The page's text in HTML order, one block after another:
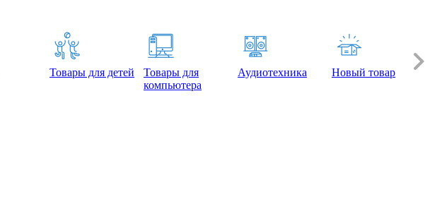
Товары для детей
Товары для
компьютера
Аудиотехника Новый товар